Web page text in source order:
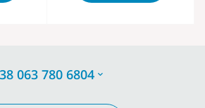
063 780 6804